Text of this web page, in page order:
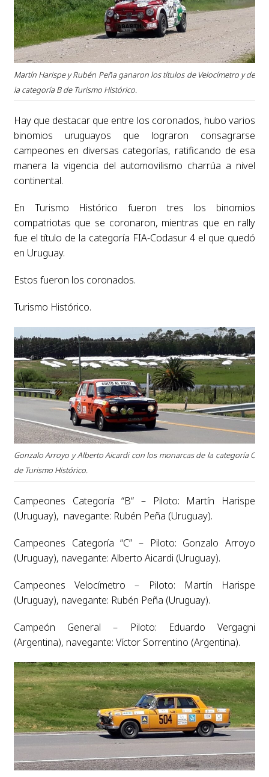
Martín Harispe y Rubén Peña ganaron los títulos de Velocímetro y de
la categoría B de Turismo Histórico.
Hay que destacar que entre los coronados, hubo varios
binomios uruguayos que lograron consagrarse
campeones en diversas categorías, ratificando de esa
manera la vigencia del automovilismo charrúa a nivel
continental.
En Turismo Histórico fueron tres los binomios
compatriotas que se coronaron, mientras que en rally
fue el título de la categoría FIA-Codasur 4 el que quedó
en Uruguay.
Estos fueron los coronados.
Turismo Histórico.
Gonzalo Arroyo y Alberto Aicardi con los monarcas de la categoría C
de Turismo Histórico.
Campeones Categoría “B“ – Piloto: Martín Harispe
(Uruguay), navegante: Rubén Peña (Uruguay).
Campeones Categoría “C” – Piloto: Gonzalo Arroyo
(Uruguay), navegante: Alberto Aicardi (Uruguay).
Campeones Velocímetro – Piloto: Martín Harispe
(Uruguay), navegante: Rubén Peña (Uruguay).
Campeón General – Piloto: Eduardo Vergagni
(Argentina), navegante: Víctor Sorrentino (Argentina).